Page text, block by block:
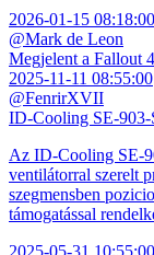
2026-01-15 08:18:00
@Mark de Leon
Megjelent a Fallout
2025-11-11 08:55:00
@FenrirXVII
ID-Cooling SE-
Az ID-Cooling SE-
ventilátorral szerelt
szegmensben
támogatással
2025-05-31 10:55:00